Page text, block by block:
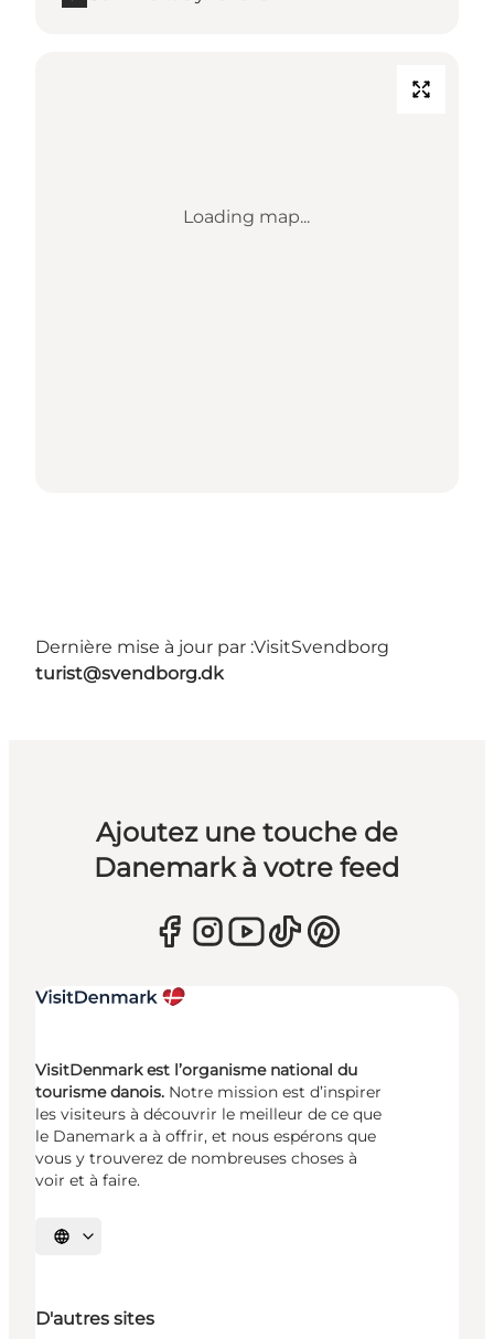
Loading map...
Dernière mise à jour par :VisitSvendborg
turist@svendborg.dk
Ajoutez une touche de
Danemark à votre feed
VisitDenmark est l’organisme national du
tourisme danois. Notre mission est d’inspirer
les visiteurs à découvrir le meilleur de ce que
le Danemark a à offrir, et nous espérons que
vous y trouverez de nombreuses choses à
voir et à faire.
Choisissez la langue
D'autres sites